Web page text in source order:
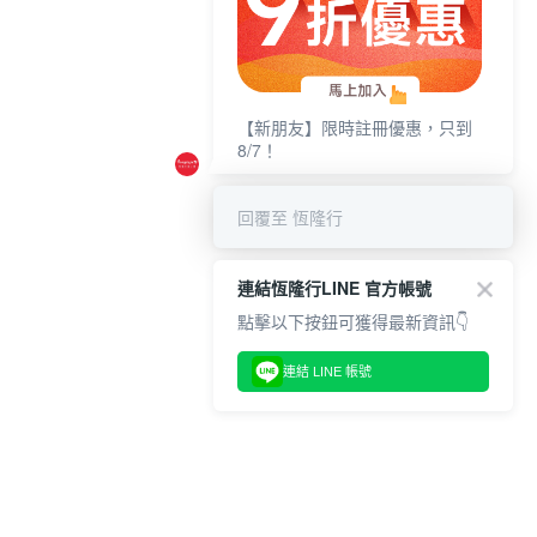
【新朋友】限時註冊優惠，只到
8/7！
回覆至 恆隆行
連結恆隆行LINE 官方帳號
點擊以下按鈕可獲得最新資訊👇
連結 LINE 帳號